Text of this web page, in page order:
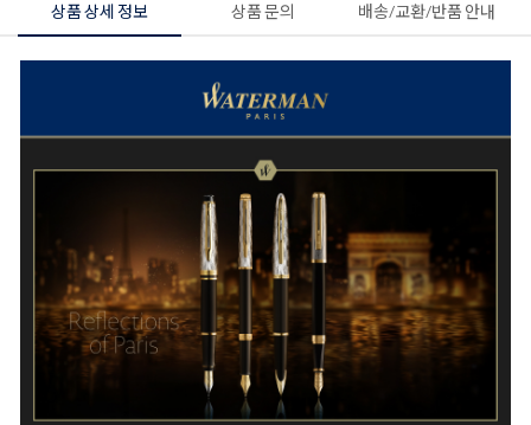
상품 상세 정보 상품 문의 배송/교환/반품 안내